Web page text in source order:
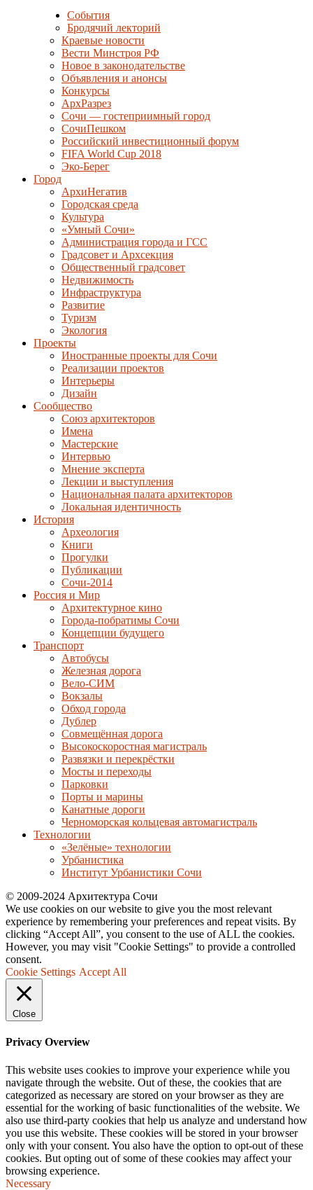
События
Бродячий лекторий
Краевые новости
Вести Минстроя РФ
Новое в законодательстве
Объявления и анонсы
Конкурсы
АрхРазрез
Сочи — гостеприимный город
СочиПешком
Российский инвестиционный форум
FIFA World Cup 2018
Эко-Берег
Город
АрхиНегатив
Городская среда
Культура
«Умный Сочи»
Администрация города и ГСС
Градсовет и Архсекция
Общественный градсовет
Недвижимость
Инфраструктура
Развитие
Туризм
Экология
Проекты
Иностранные проекты для Сочи
Реализации проектов
Интерьеры
Дизайн
Сообщество
Союз архитекторов
Имена
Мастерские
Интервью
Мнение эксперта
Лекции и выступления
Национальная палата архитекторов
Локальная идентичность
История
Археология
Книги
Прогулки
Публикации
Сочи-2014
Россия и Мир
Архитектурное кино
Города-побратимы Сочи
Концепции будущего
Транспорт
Автобусы
Железная дорога
Вело-СИМ
Вокзалы
Обход города
Дублер
Совмещённая дорога
Высокоскоростная магистраль
Развязки и перекрёстки
Мосты и переходы
Парковки
Порты и марины
Канатные дороги
Черноморская кольцевая автомагистраль
Технологии
«Зелёные» технологии
Урбанистика
Институт Урбанистики Сочи
© 2009-2024 Архитектура Сочи
We use cookies on our website to give you the most relevant
experience by remembering your preferences and repeat visits. By
clicking “Accept All”, you consent to the use of ALL the cookies.
However, you may visit "Cookie Settings" to provide a controlled
consent.
Cookie Settings Accept All
Close
Privacy Overview
This website uses cookies to improve your experience while you
navigate through the website. Out of these, the cookies that are
categorized as necessary are stored on your browser as they are
essential for the working of basic functionalities of the website. We
also use third-party cookies that help us analyze and understand how
you use this website. These cookies will be stored in your browser
only with your consent. You also have the option to opt-out of these
cookies. But opting out of some of these cookies may affect your
browsing experience.
Necessary